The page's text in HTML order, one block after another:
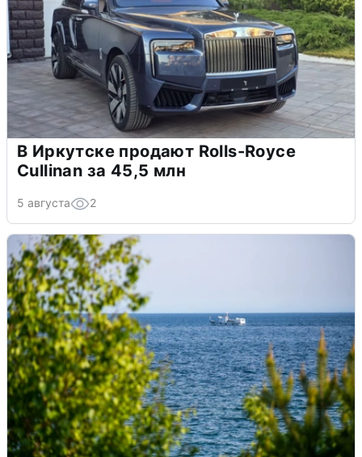
В Иркутске продают Rolls-Royce
Cullinan за 45,5 млн
5 августа 2